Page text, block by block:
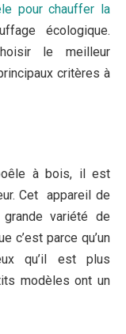
pour chauffer la
écologique.
le meilleur
critères à
à bois, il est
Cet appareil de
variété de
c’est parce qu’un
qu’il est plus
modèles ont un